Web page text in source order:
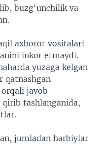
buzg'unchilik va
axborot vositalari
inkor etmaydi.
yuzaga kelgan
qatnashgan
javob
tashlanganida,
jumladan harbiylar